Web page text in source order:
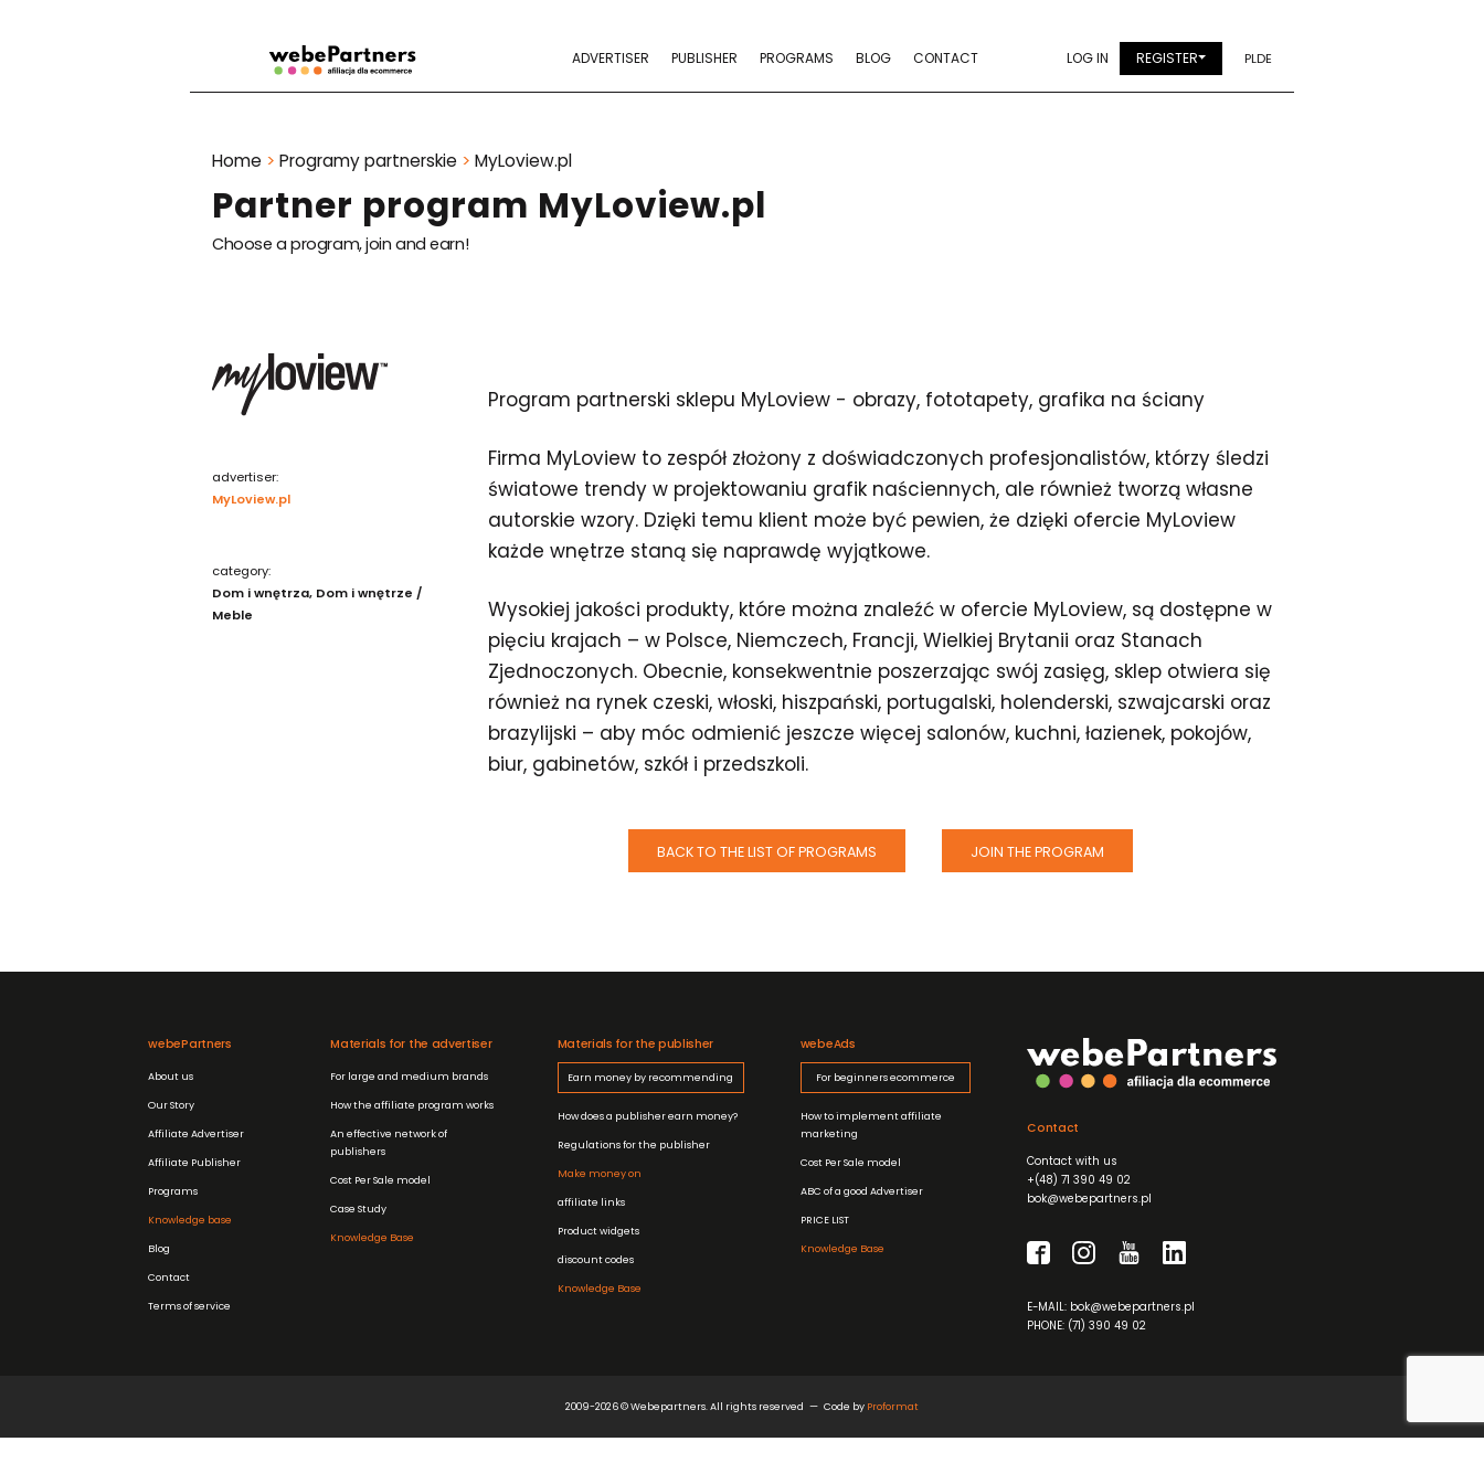
PLDE
LOG IN REGISTER
ADVERTISER PUBLISHER PROGRAMS BLOG CONTACT
Partner program MyLoview.pl
Choose a program, join and earn!
Home > Programy partnerskie > MyLoview.pl
advertiser:
MyLoview.pl
category:
Dom i wnętrza Dom i wnętrze /
Meble
Program partnerski sklepu MyLoview - obrazy, fototapety, grafika na ściany
Firma MyLoview to zespół złożony z doświadczonych profesjonalistów, którzy śledzi
światowe trendy w projektowaniu grafik naściennych, ale również tworzą własne
autorskie wzory. Dzięki temu klient może być pewien, że dzięki ofercie MyLoview
każde wnętrze staną się naprawdę wyjątkowe.
Wysokiej jakości produkty, które można znaleźć w ofercie MyLoview, są dostępne w
pięciu krajach – w Polsce, Niemczech, Francji, Wielkiej Brytanii oraz Stanach
Zjednoczonych. Obecnie, konsekwentnie poszerzając swój zasięg, sklep otwiera się
również na rynek czeski, włoski, hiszpański, portugalski, holenderski, szwajcarski oraz
brazylijski – aby móc odmienić jeszcze więcej salonów, kuchni, łazienek, pokojów,
biur, gabinetów, szkół i przedszkoli.
BACK TO THE LIST OF PROGRAMS JOIN THE PROGRAM
webePartners
About us
Our Story
Affiliate Advertiser
Affiliate Publisher
Programs
Knowledge base
Blog
Contact
Terms of service
Materials for the advertiser
For large and medium brands
How the affiliate program works
An effective network of
publishers
Cost Per Sale model
Case Study
Knowledge Base
Materials for the publisher
Earn money by recommending
How does a publisher earn money?
Regulations for the publisher
Make money on
affiliate links
Product widgets
discount codes
Knowledge Base
webeAds
For beginners ecommerce
How to implement affiliate
marketing
Cost Per Sale model
ABC of a good Advertiser
PRICE LIST
Knowledge Base
Contact
Contact with us
+(48) 71 390 49 02
bok@webepartners.pl
E-MAIL: bok@webepartners.pl
PHONE: (71) 390 49 02
2009-2026 © Webepartners. All rights reserved Code by Proformat